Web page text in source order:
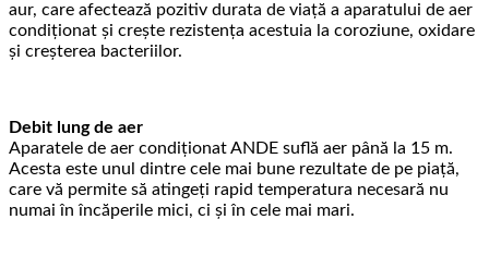
aur, care afectează pozitiv durata de viață a aparatului de aer
condiționat și crește rezistența acestuia la coroziune, oxidare
și creșterea bacteriilor.
Debit lung de aer
Aparatele de aer condiționat ANDE suflă aer până la 15 m.
Acesta este unul dintre cele mai bune rezultate de pe piață,
care vă permite să atingeți rapid temperatura necesară nu
numai în încăperile mici, ci și în cele mai mari.